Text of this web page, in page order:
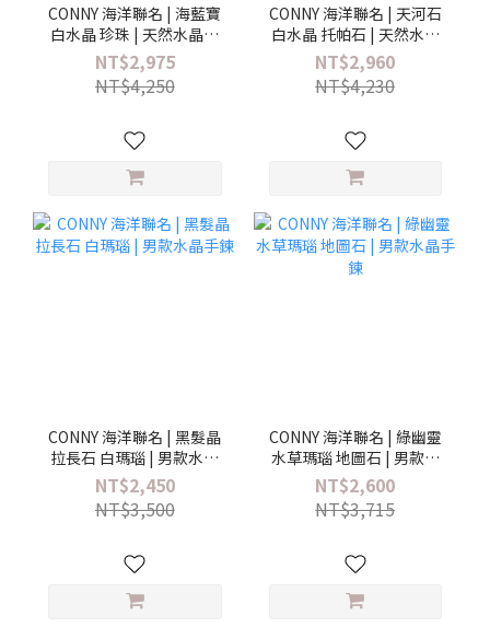
CONNY 海洋聯名 | 海藍寶
白水晶 珍珠 | 天然水晶手
鍊
NT$2,975
NT$4,250
CONNY 海洋聯名 | 天河石
白水晶 托帕石 | 天然水晶
手鍊
NT$2,960
NT$4,230
CONNY 海洋聯名 | 黑髮晶
拉長石 白瑪瑙 | 男款水晶
手鍊
NT$2,450
NT$3,500
CONNY 海洋聯名 | 綠幽靈
水草瑪瑙 地圖石 | 男款水
晶手鍊
NT$2,600
NT$3,715